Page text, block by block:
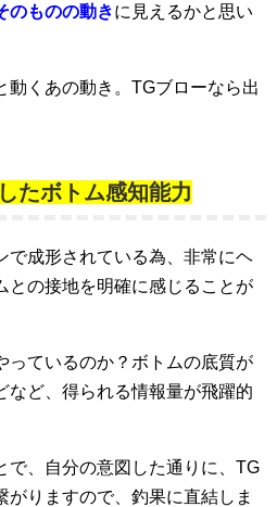
のものの動きに見えるかと思い
動くあの動き。TGブローなら出
たボトム感知能力
で成形されている為、非常にヘ
との接地を明確に感じることが
っているのか？ボトムの底質が
など、得られる情報量が飛躍的
で、自分の意図した通りに、TG
がりますので、釣果に直結しま